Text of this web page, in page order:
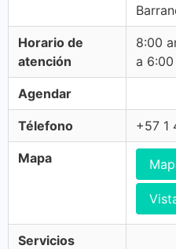
Horario de
atención
8:00
a
Agendar
Télefono +57 1
Mapa
Servicios